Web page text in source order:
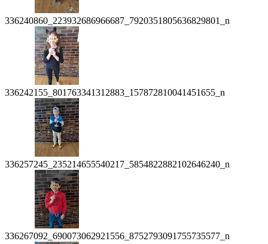
336240860_223932686966687_7920351805636829801_n
336242155_801763341312883_157872810041451655_n
336257245_235214655540217_5854822882102646240_n
336267092_690073062921556_8752793091755735577_n